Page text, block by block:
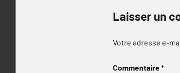
Laisser un
Votre adresse e-
Commentaire*